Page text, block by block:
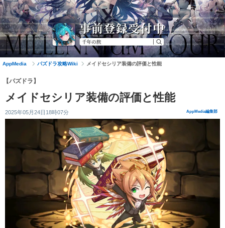
AppMedia パズドラ攻略Wiki メイドセシリア装備の評価と性能
【パズドラ】
メイドセシリア装備の評価と性能
2025年05月24日18時07分 AppMedia編集部